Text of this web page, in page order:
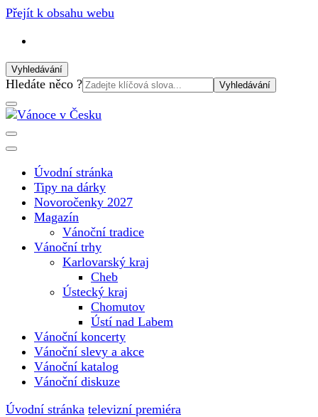
Přejít k obsahu webu
Vyhledávání
Vyhledat:
Hledáte něco ?
Vánoce v Česku
nejkrásnějším svátku v roce v České republice
Úvodní stránka
Tipy na dárky
Novoročenky 2027
Magazín
Vánoční tradice
Vánoční trhy
Karlovarský kraj
Cheb
Ústecký kraj
Chomutov
Ústí nad Labem
Vánoční koncerty
Vánoční slevy a akce
Vánoční katalog
Vánoční diskuze
Úvodní stránka televizní premiéra